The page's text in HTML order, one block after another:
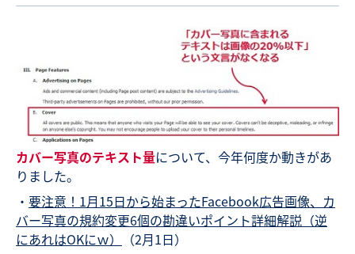
カバー写真のテキスト量について、今年何度か動きがあ
りました。
・ 要注意！1月15日から始まったFacebook広告画像、カ
バー写真の規約変更6個の勘違いポイント詳細解説（逆
にあれはOKにｗ）
（2月1日）